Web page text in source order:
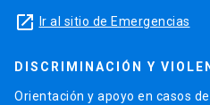
launch Ir al sitio de Emergencias
DISCRIMINACIÓN Y
Orientación y apoyo en casos